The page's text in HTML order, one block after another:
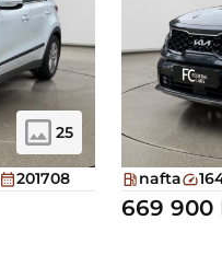
25
201708 nafta
669 900